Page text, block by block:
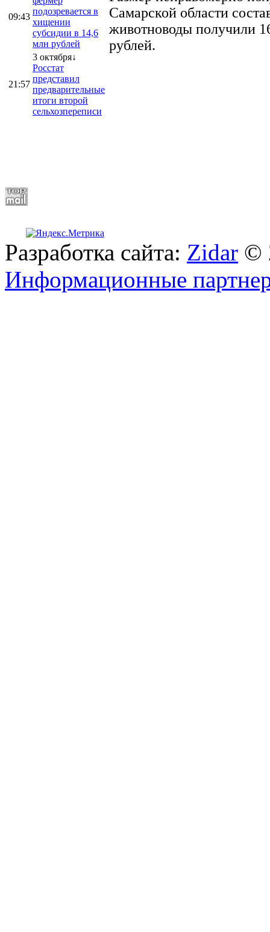
09:43
подозревается в
хищении
субсидии в 14,6
млн рублей
21:57
3 октября↓
Росстат
представил
предварительные
итоги второй
сельхозпереписи
Самарской области
животноводы получили
рублей.
Разработка сайта: Zidar ©
Информационные